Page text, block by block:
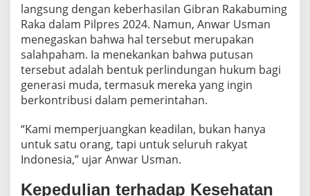
langsung dengan keberhasilan Gibran Rakabuming
Raka dalam Pilpres 2024. Namun, Anwar Usman
menegaskan bahwa hal tersebut merupakan
salahpaham. Ia menekankan bahwa putusan
tersebut adalah bentuk perlindungan hukum bagi
generasi muda, termasuk mereka yang ingin
berkontribusi dalam pemerintahan.
“Kami memperjuangkan keadilan, bukan hanya
untuk satu orang, tapi untuk seluruh rakyat
Indonesia,” ujar Anwar Usman.
Kepedulian terhadap Kesehatan